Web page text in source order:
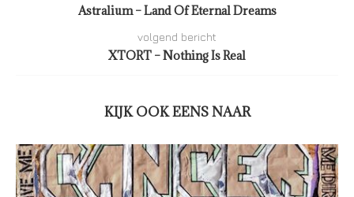
Astralium – Land Of Eternal Dreams
volgend bericht
XTORT – Nothing Is Real
KIJK OOK EENS NAAR